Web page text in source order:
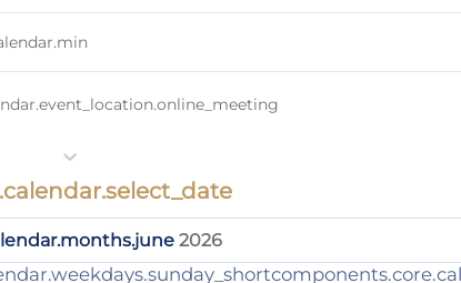
2026